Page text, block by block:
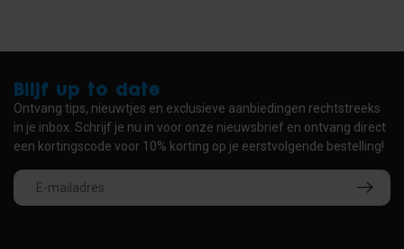
Blijf up to date
Ontvang tips, nieuwtjes en exclusieve aanbiedingen rechtstreeks
in je inbox. Schrijf je nu in voor onze nieuwsbrief en ontvang direct
een kortingscode voor 10% korting op je eerstvolgende bestelling!